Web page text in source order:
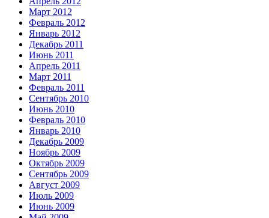
Март 2012
Февраль 2012
Январь 2012
Декабрь 2011
Июнь 2011
Апрель 2011
Март 2011
Февраль 2011
Сентябрь 2010
Июнь 2010
Февраль 2010
Январь 2010
Декабрь 2009
Ноябрь 2009
Октябрь 2009
Сентябрь 2009
Август 2009
Июль 2009
Июнь 2009